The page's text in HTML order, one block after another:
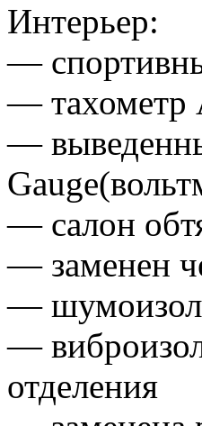
Интерьер:
—
— тахометр
—
— салон
— заменен
—
—
отделения